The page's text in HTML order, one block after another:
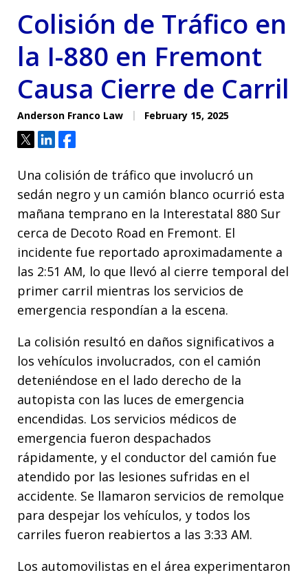
Colisión de Tráfico en
la I-880 en Fremont
Causa Cierre de Carril
Anderson Franco Law February 15, 2025
TweetShareShare
Una colisión de tráfico que involucró un
sedán negro y un camión blanco ocurrió esta
mañana temprano en la Interestatal 880 Sur
cerca de Decoto Road en Fremont. El
incidente fue reportado aproximadamente a
las 2:51 AM, lo que llevó al cierre temporal del
primer carril mientras los servicios de
emergencia respondían a la escena.
La colisión resultó en daños significativos a
los vehículos involucrados, con el camión
deteniéndose en el lado derecho de la
autopista con las luces de emergencia
encendidas. Los servicios médicos de
emergencia fueron despachados
rápidamente, y el conductor del camión fue
atendido por las lesiones sufridas en el
accidente. Se llamaron servicios de remolque
para despejar los vehículos, y todos los
carriles fueron reabiertos a las 3:33 AM.
Los automovilistas en el área experimentaron